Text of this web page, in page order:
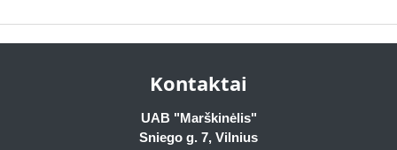
Kontaktai
UAB "Marškinėlis"
Sniego g. 7, Vilnius